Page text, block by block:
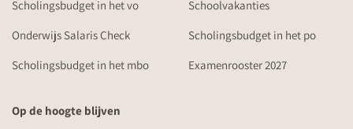
Scholingsbudget in het vo
Schoolvakanties
Onderwijs Salaris Check
Scholingsbudget in het po
Scholingsbudget in het mbo
Examenrooster 2027
Op de hoogte blijven